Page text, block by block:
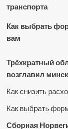
транспорта
Как выбрать
вам
Трёхкратный
возглавил
Как снизить
Как выбрать
Сборная